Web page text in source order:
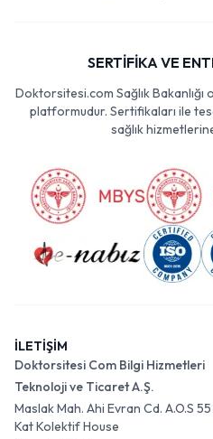
SERTİFİKA VE
Doktorsitesi.com Sağlık Bakanlığı
platformudur. Sertifikaları ile
sağlık
İLETİŞİM
Doktorsitesi Com Bilgi Hizmetleri
Teknoloji ve Ticaret A.Ş.
Maslak Mah. Ahi Evran Cd. A.O.S
Kat Kolektif House